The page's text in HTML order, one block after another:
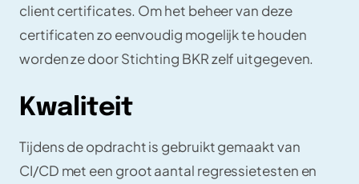
client certificates. Om het beheer van deze
certificaten zo eenvoudig mogelijk te houden
worden ze door Stichting BKR zelf uitgegeven.
Kwaliteit
Tijdens de opdracht is gebruikt gemaakt van
CI/CD met een groot aantal regressietesten en